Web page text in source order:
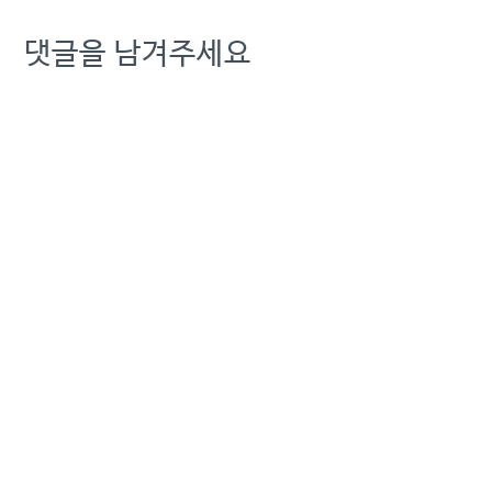
주력사업 성과, 신사업 전
망, 경영진 연임 적절성 등
댓글을 남겨주세요